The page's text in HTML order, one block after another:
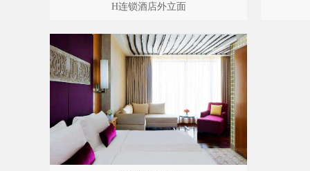
H连锁酒店外立面